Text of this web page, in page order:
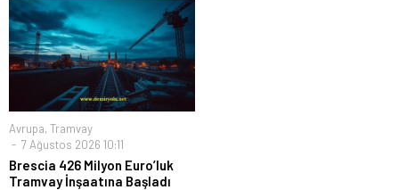
Avrupa, Tramvay
7 Ağustos 2026 10:11
Brescia 426 Milyon Euro’luk
Tramvay İnşaatına Başladı